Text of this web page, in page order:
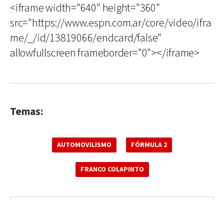
<iframe width="640" height="360"
src="https://www.espn.com.ar/core/video/ifra
me/_/id/13819066/endcard/false"
allowfullscreen frameborder="0"></iframe>
Temas:
AUTOMOVILISMO FÓRMULA 2
FRANCO COLAPINTO